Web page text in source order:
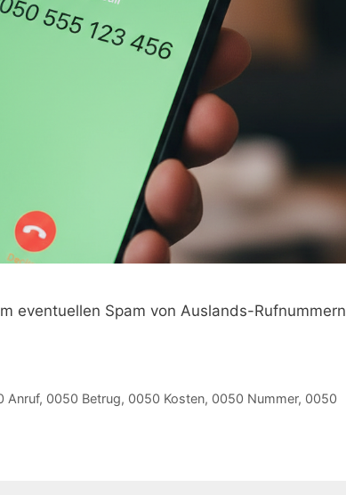
eventuellen Spam von Auslands-Rufnummern
Anruf, 0050 Betrug, 0050 Kosten, 0050 Nummer, 0050